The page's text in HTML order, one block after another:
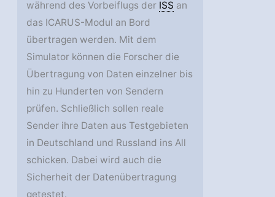
während des Vorbeiflugs der ISS an
das ICARUS-Modul an Bord
übertragen werden. Mit dem
Simulator können die Forscher die
Übertragung von Daten einzelner bis
hin zu Hunderten von Sendern
prüfen. Schließlich sollen reale
Sender ihre Daten aus Testgebieten
in Deutschland und Russland ins All
schicken. Dabei wird auch die
Sicherheit der Datenübertragung
getestet.